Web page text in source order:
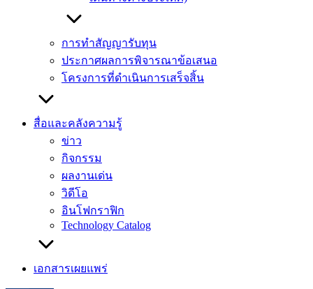
การทำสัญญารับทุน
ประกาศผลการพิจารณาข้อเสนอ
โครงการที่ดำเนินการเสร็จสิ้น
สื่อและคลังความรู้
ข่าว
กิจกรรม
ผลงานเด่น
วิดีโอ
อินโฟกราฟิก
Technology Catalog
เอกสารเผยแพร่